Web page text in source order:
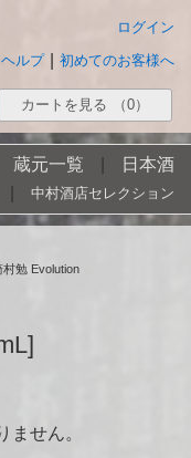
ログイン
初めてのお客様へ
ヘルプ
カートを見る （0）
蔵元一覧 日本酒
中村酒店セレクション
勉 Evolution
ません。